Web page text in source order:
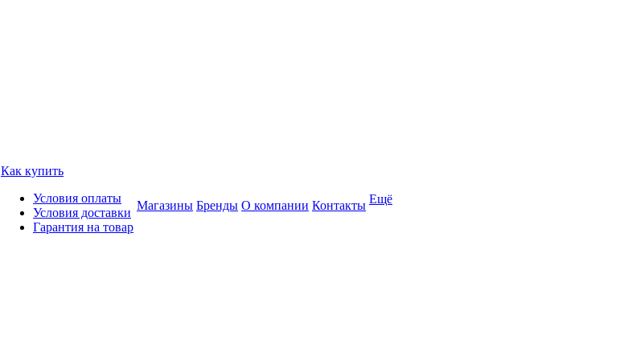
Как купить
Условия оплаты
Условия доставки
Гарантия на товар
Магазины Бренды О компании Контакты Ещё